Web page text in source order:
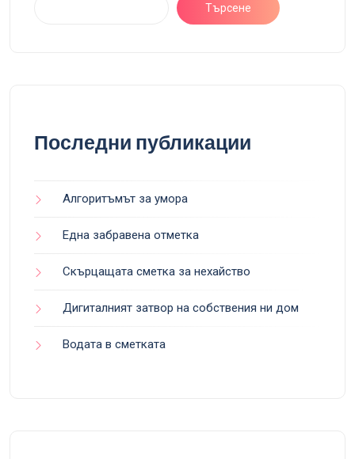
Търсене
Последни публикации
Алгоритъмът за умора
Една забравена отметка
Скърцащата сметка за нехайство
Дигиталният затвор на собствения ни дом
Водата в сметката